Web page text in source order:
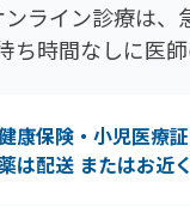
ライン診療は、
ち時間なしに医
康保険・小児医療
は配送 またはお近